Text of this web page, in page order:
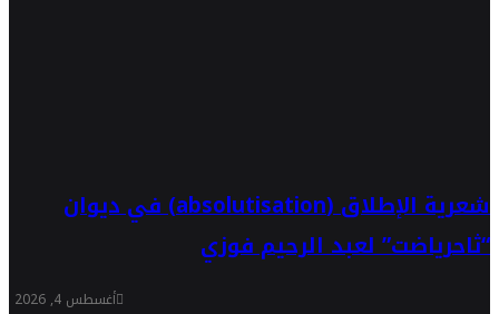
شعرية الإطلاق (absolutisation) في ديوان
“ثاحرياضت” لعبد الرحيم فوزي
أغسطس 4, 2026